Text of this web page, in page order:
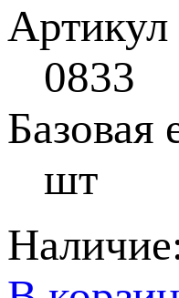
Артикул
0833
Базовая
шт